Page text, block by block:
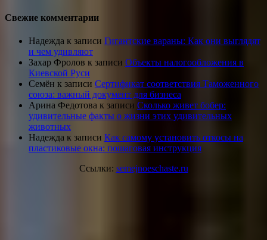
Свежие комментарии
Надежда к записи Гигантские вараны: Как они выглядят
и чем удивляют
Захар Фролов к записи Объекты налогообложения в
Киевской Руси
Семён к записи Сертификат соответствия Таможенного
союза: важный документ для бизнеса
Арина Федотова к записи Сколько живет бобер:
удивительные факты о жизни этих удивительных
животных
Надежда к записи Как самому установить откосы на
пластиковые окна: пошаговая инструкция
Ссылки: semejnoeschaste.ru